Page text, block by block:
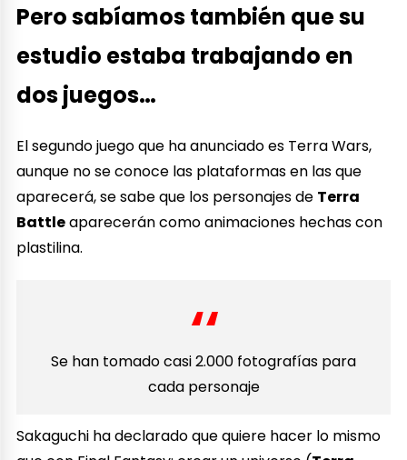
Pero sabíamos también que su
estudio estaba trabajando en
dos juegos…
El segundo juego que ha anunciado es Terra Wars,
aunque no se conoce las plataformas en las que
aparecerá, se sabe que los personajes de Terra
Battleaparecerán como animaciones hechas con
plastilina.
Se han tomado casi 2.000 fotografías para
cada personaje
Sakaguchi ha declarado que quiere hacer lo mismo